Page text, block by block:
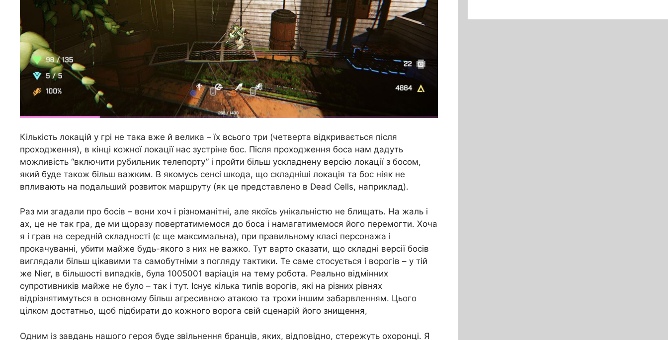
Кількість локацій у грі не така вже й велика – їх всього три (четверта відкривається після
проходження), в кінці кожної локації нас зустріне бос. Після проходження боса нам дадуть
можливість “включити рубильник телепорту” і пройти більш ускладнену версію локації з босом,
який буде також більш важким. В якомусь сенсі шкода, що складніші локація та бос ніяк не
впливають на подальший розвиток маршруту (як це представлено в Dead Cells, наприклад).
Раз ми згадали про босів – вони хоч і різноманітні, але якоїсь унікальністю не блищать. На жаль і
ах, це не так гра, де ми щоразу повертатимемося до боса і намагатимемося його перемогти. Хоча
я і грав на середній складності (є ще максимальна), при правильному класі персонажа і
прокачуванні, убити майже будь-якого з них не важко. Тут варто сказати, що складні версії босів
виглядали більш цікавими та самобутніми з погляду тактики. Те саме стосується і ворогів – у тій
же Nier, в більшості випадків, була 1005001 варіація на тему робота. Реально відмінних
супротивників майже не було – так і тут. Існує кілька типів ворогів, які на різних рівнях
відрізнятимуться в основному більш агресивною атакою та трохи іншим забарвленням. Цього
цілком достатньо, щоб підбирати до кожного ворога свій сценарій його знищення,
Одним із завдань нашого героя буде звільнення бранців, яких, відповідно, стережуть охоронці. Я